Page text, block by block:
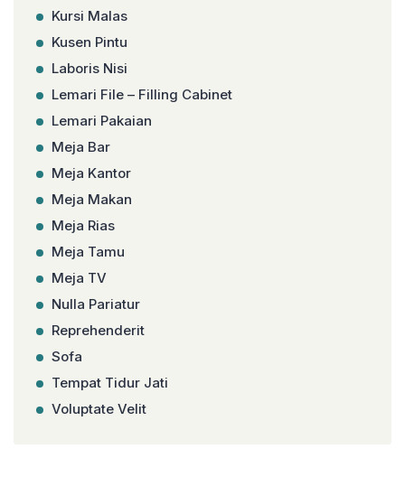
Kursi Malas
Kusen Pintu
Laboris Nisi
Lemari File – Filling Cabinet
Lemari Pakaian
Meja Bar
Meja Kantor
Meja Makan
Meja Rias
Meja Tamu
Meja TV
Nulla Pariatur
Reprehenderit
Sofa
Tempat Tidur Jati
Voluptate Velit